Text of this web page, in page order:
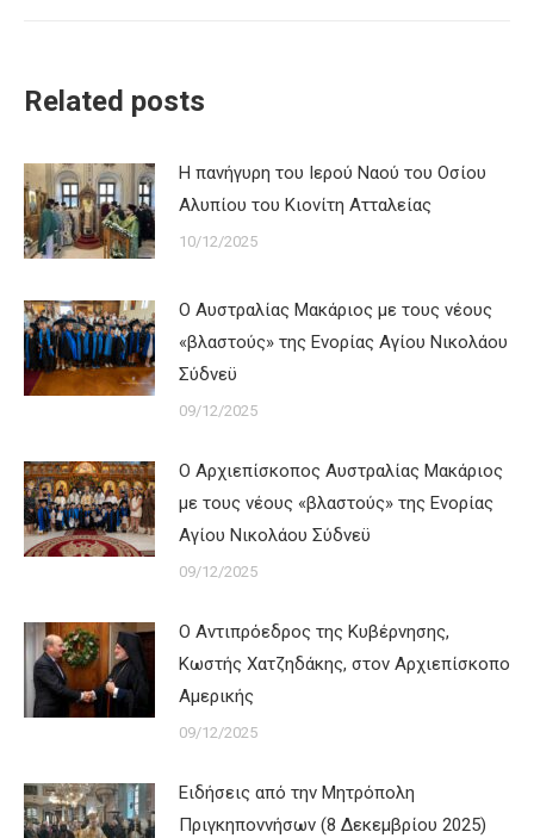
Related posts
Η πανήγυρη του Ιερού Ναού του Οσίου
Αλυπίου του Κιονίτη Ατταλείας
10/12/2025
Ο Αυστραλίας Μακάριος με τους νέους
«βλαστούς» της Ενορίας Αγίου Νικολάου
Σύδνεϋ
09/12/2025
Ο Αρχιεπίσκοπος Αυστραλίας Μακάριος
με τους νέους «βλαστούς» της Ενορίας
Αγίου Νικολάου Σύδνεϋ
09/12/2025
Ο Αντιπρόεδρος της Κυβέρνησης,
Κωστής Χατζηδάκης, στον Αρχιεπίσκοπο
Αμερικής
09/12/2025
Ειδήσεις από την Μητρόπολη
Πριγκηποννήσων (8 Δεκεμβρίου 2025)